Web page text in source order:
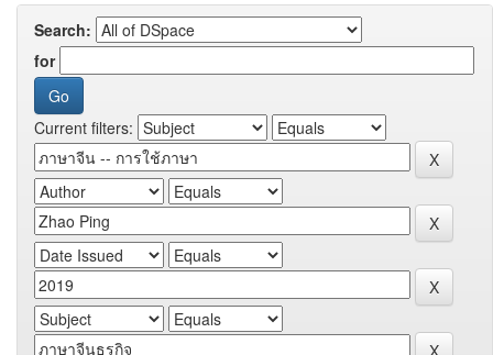
Search:
for
Current filters: